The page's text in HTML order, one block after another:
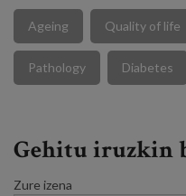
Ageing Quality of life
Pathology Diabetes
Gehitu iruzkin
Zure izena